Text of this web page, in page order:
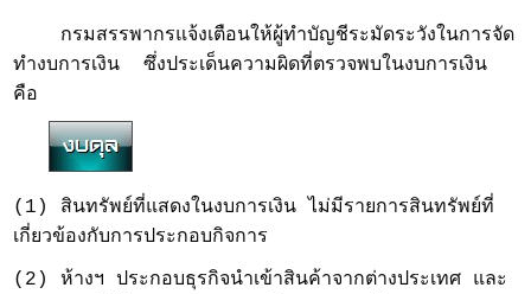
กรมสรรพากรแจ้งเตือนให้ผู้ทำบัญชีระมัดระวังในการจัด
ทำงบการเงิน ซึ่งประเด็นความผิดที่ตรวจพบในงบการเงิน
คือ
(1) สินทรัพย์ที่แสดงในงบการเงิน ไม่มีรายการสินทรัพย์ที่
เกี่ยวข้องกับการประกอบกิจการ
(2) ห้างฯ ประกอบธุรกิจนำเข้าสินค้าจากต่างประเทศ และ